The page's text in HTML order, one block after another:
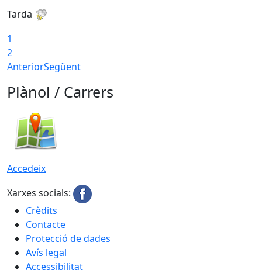
Tarda
1
2
AnteriorSegüent
Plànol / Carrers
Accedeix
Xarxes socials:
Crèdits
Contacte
Protecció de dades
Avís legal
Accessibilitat